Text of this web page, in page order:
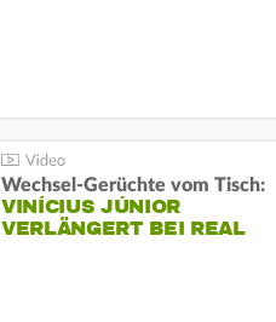
Wechsel-Gerüchte vom Tisch:
VINÍCIUS JÚNIOR
VERLÄNGERT BEI REAL